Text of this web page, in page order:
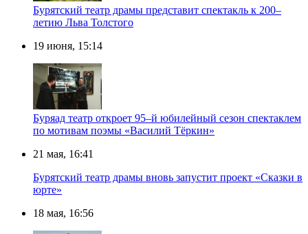
Бурятский театр драмы представит спектакль к 200–
летию Льва Толстого
19 июня, 15:14
Буряад театр откроет 95–й юбилейный сезон спектаклем
по мотивам поэмы «Василий Тёркин»
21 мая, 16:41
Бурятский театр драмы вновь запустит проект «Сказки в
юрте»
18 мая, 16:56